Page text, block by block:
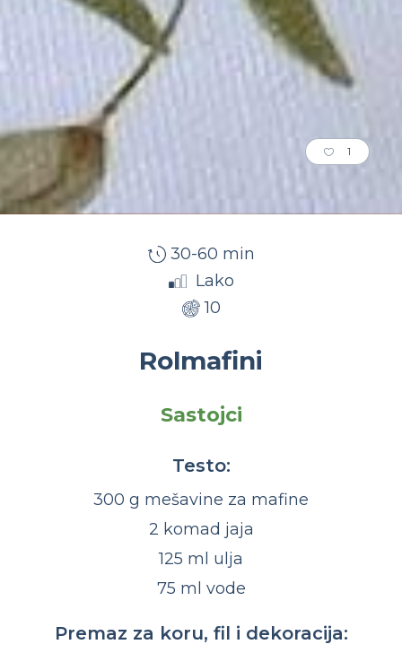
1
30-60 min
Lako
10
Rolmafini
Sastojci
Testo:
300 g mešavine za mafine
2 komad jaja
125 ml ulja
75 ml vode
Premaz za koru, fil i dekoracija: